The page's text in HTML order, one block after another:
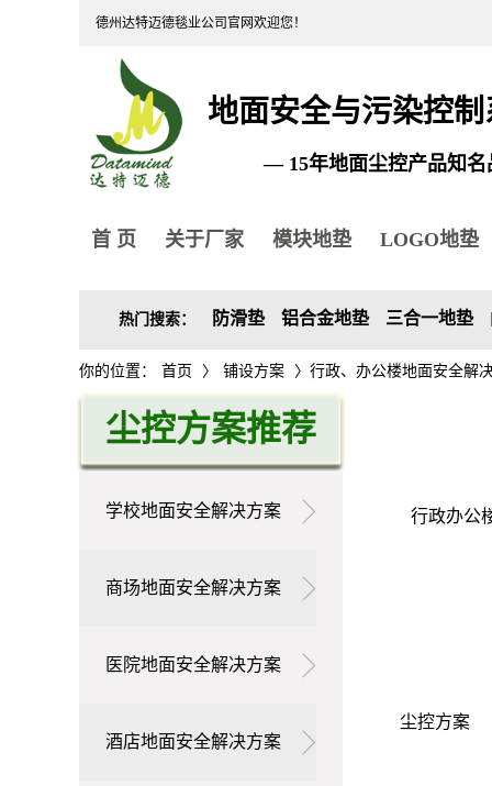
德州达特迈德毯业公司官网欢迎您！
地面安全与污染控
— 15年地面尘控产品知
首 页 关于厂家 模块地垫 LOGO地垫
热门搜索： 防滑垫 铝合金地垫 三合一地垫
你的位置： 首页 〉 铺设方案 〉行政、办公楼地面安全解
尘控方案推荐
学校地面安全解决方案
商场地面安全解决方案
医院地面安全解决方案
酒店地面安全解决方案
行政
尘控方案